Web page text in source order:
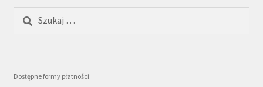
Szukaj:
Dostępne formy płatności: